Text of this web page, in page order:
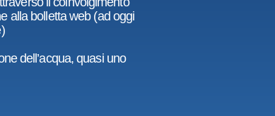
alla bolletta web (ad oggi
dell’acqua, quasi uno